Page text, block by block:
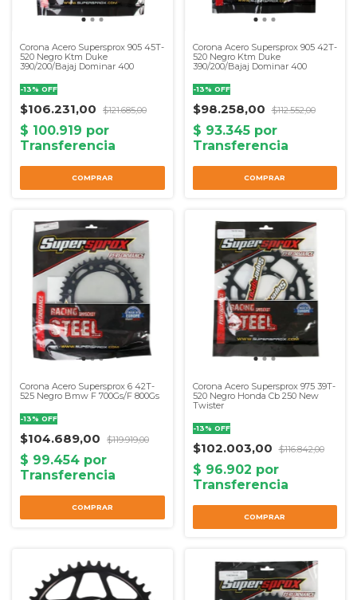
Corona Acero Supersprox 905 45T-
520 Negro Ktm Duke
390/200/Bajaj Dominar 400
-13% OFF
$106.231,00 $121.685,00
Corona Acero Supersprox 905 42T-
520 Negro Ktm Duke
390/200/Bajaj Dominar 400
-13% OFF
$98.258,00 $112.552,00
Corona Acero Supersprox 6 42T-
525 Negro Bmw F 700Gs/F 800Gs
-13% OFF
$104.689,00 $119.919,00
Corona Acero Supersprox 975 39T-
520 Negro Honda Cb 250 New
Twister
-13% OFF
$102.003,00 $116.842,00